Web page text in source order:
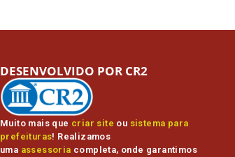
Muito mais que criar site ou sistema para
prefeituras! Realizamos
uma assessoria completa, onde garantimos
DESENVOLVIDO POR CR2